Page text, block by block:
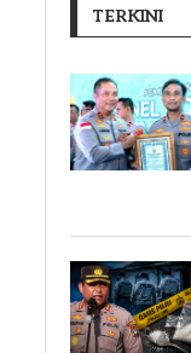
TERKINI